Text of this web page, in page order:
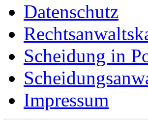
Datenschutz
Scheidung in
Impressum